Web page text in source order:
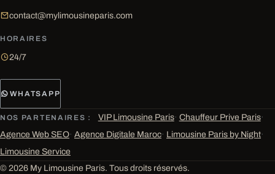
contact@mylimousineparis.com
HORAIRES
24/7
WHATSAPP
NOS PARTENAIRES : VIP Limousine Paris· Chauffeur Prive Paris·
Agence Web SEO· Agence Digitale Maroc· Limousine Paris by Night·
Limousine Service
© 2026 My Limousine Paris. Tous droits réservés.